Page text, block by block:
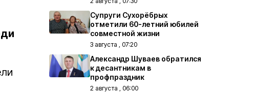
Супруги Сухорёбрых
отметили 60-летний юбилей
совместной жизни
3 августа , 07:20
Александр Шуваев обратился
к десантникам в
профпраздник
2 августа , 06:00